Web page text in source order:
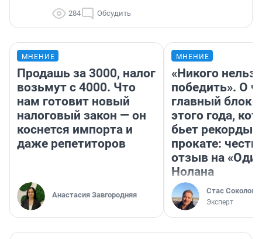
284 Обсудить
МНЕНИЕ
Продашь за 3000, налог
возьмут с 4000. Что
нам готовит новый
налоговый закон — он
коснется импорта и
даже репетиторов
Анастасия Завгородняя
МНЕНИЕ
«Никого нельзя
победить». О
главный
этого года,
бьет рекорды в
прокате:
отзыв на
Нолана
Стас Соколов
Эксперт